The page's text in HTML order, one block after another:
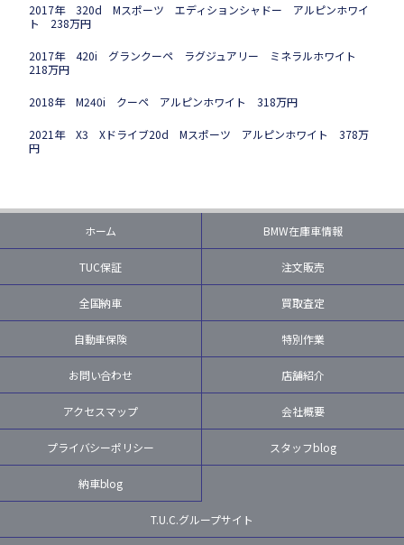
2017年 320d Mスポーツ エディションシャドー アルピンホワイ
ト 238万円
2017年 420i グランクーペ ラグジュアリー ミネラルホワイト
218万円
2018年 M240i クーペ アルピンホワイト 318万円
2021年 X3 Xドライブ20d Mスポーツ アルピンホワイト 378万
円
ホーム BMW在庫車情報
TUC保証 注文販売
全国納車 買取査定
自動車保険 特別作業
お問い合わせ 店舗紹介
アクセスマップ 会社概要
プライバシーポリシー スタッフblog
納車blog
T.U.C.グループサイト